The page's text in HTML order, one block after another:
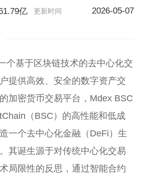
亿 更新时间 2026-05-07
个基于区块链技术的去中心化交
提供高效、安全的数字资产交
加密货币交易平台，Mdex BSC
（BSC）的高性能和低成
一个去中心化金融（DeFi）生
其诞生源于对传统中心化交易
局限性的反思，通过智能合约